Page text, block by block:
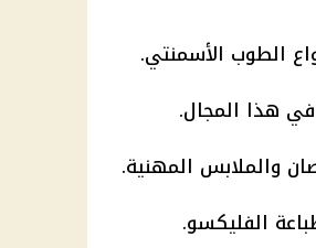
الطوب الأسمنتي.
الفليكسو.